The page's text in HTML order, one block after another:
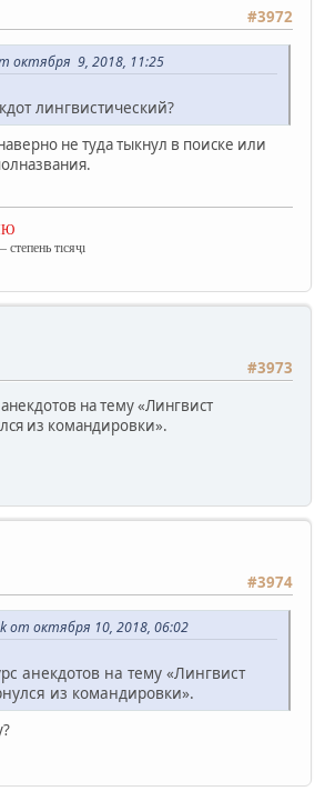
#3972
октября 9, 2018, 11:25
лингвистический?
не туда тыкнул в поиске или
тıсяҷı
#3973
на тему «Лингвист
из командировки».
#3974
от октября 10, 2018, 06:02
анекдотов на тему «Лингвист
из командировки».